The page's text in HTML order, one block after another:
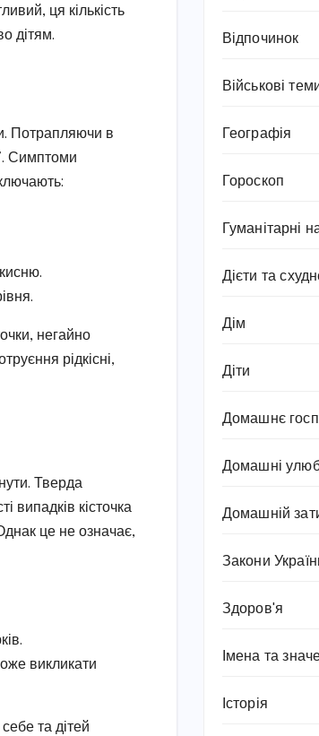
ця кількість
дітям.
Потрапляючи в
Симптоми
негайно
рідкісні,
Тверда
випадків кісточка
це не означає,
викликати
та дітей
Відпочинок
Військові
Географія
Гороскоп
Гуманітарні
Дієти та
Дім
Діти
Домашнє
Домашні
Домашній
Закони
Здоров'я
Імена та
Історія